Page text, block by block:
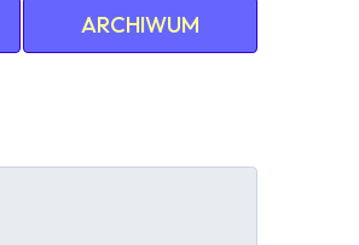
ARCHIWUM